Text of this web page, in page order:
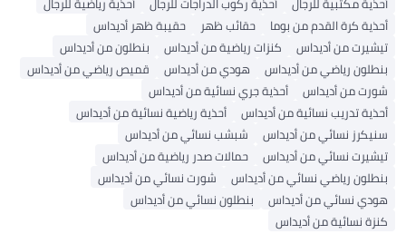
أحذية كرة القدم من بوما
حقائب ظهر
حقيبة ظهر أديداس
تيشيرت من أديداس
كنزات رياضية من أديداس
بنطلون من أديداس
بنطلون رياضي من أديداس
هودي من أديداس
قميص رياضي من أديداس
شورت من أديداس
أحذية جري نسائية من أديداس
أحذية تدريب نسائية من أديداس
أحذية رياضية نسائية من أديداس
سنيكرز نسائي من أديداس
شبشب نسائي من أديداس
تيشيرت نسائي من أديداس
حمالات صدر رياضية من أديداس
بنطلون رياضي نسائي من أديداس
شورت نسائي من أديداس
هودي نسائي من أديداس
بنطلون نسائي من أديداس
كنزة نسائية من أديداس